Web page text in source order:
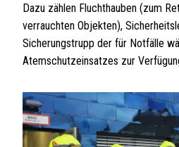
Dazu zählen Fluchthauben (zum
verrauchten Objekten),
Sicherungstrupp der für Notfälle
Atemschutzeinsatzes zur